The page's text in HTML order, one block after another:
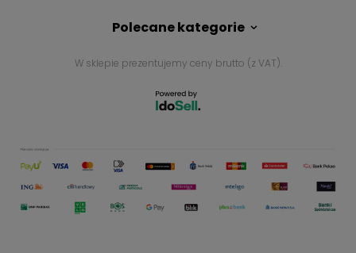
Polecane kategorie
W sklepie prezentujemy ceny brutto (z VAT).